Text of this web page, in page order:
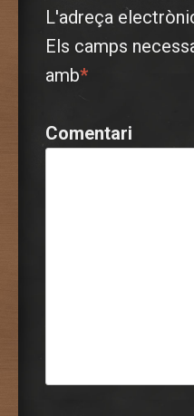
L'adreça
Els camps
amb*
Comentari